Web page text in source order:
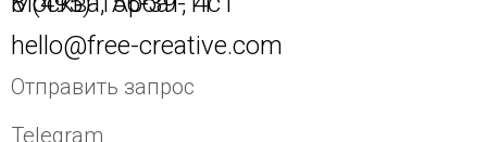
hello@free-creative.com
Отправить запрос
Telegram